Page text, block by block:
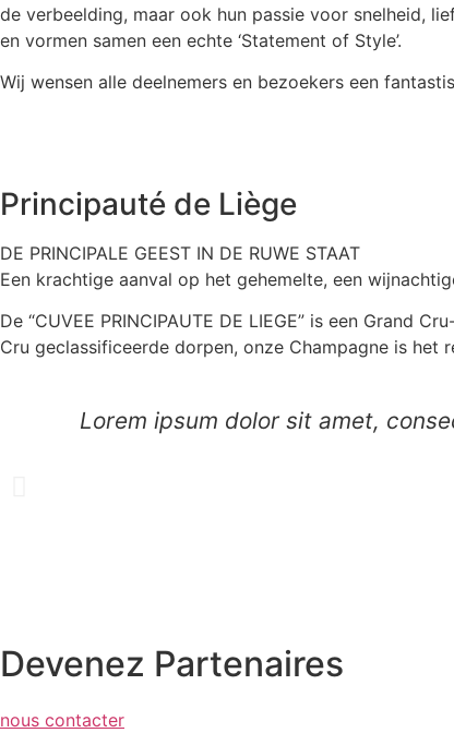
de verbeelding, maar ook hun passie voor snelheid,
en vormen samen een echte ‘Statement of Style’.
Wij wensen alle deelnemers en bezoekers een
Principauté de Liège
DE PRINCIPALE GEEST IN DE RUWE STAAT
Een krachtige aanval op het gehemelte, een
De “CUVEE PRINCIPAUTE DE LIEGE” is een Grand
Cru geclassificeerde dorpen, onze Champagne is
Lorem ipsum dolor sit amet,
Devenez Partenaires
nous contacter